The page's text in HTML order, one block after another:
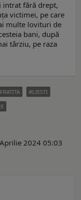
intrat fără drept,
victimei, pe care
multe lovituri de
bani, după
târziu, pe raza
LIESTI
2024 05:03